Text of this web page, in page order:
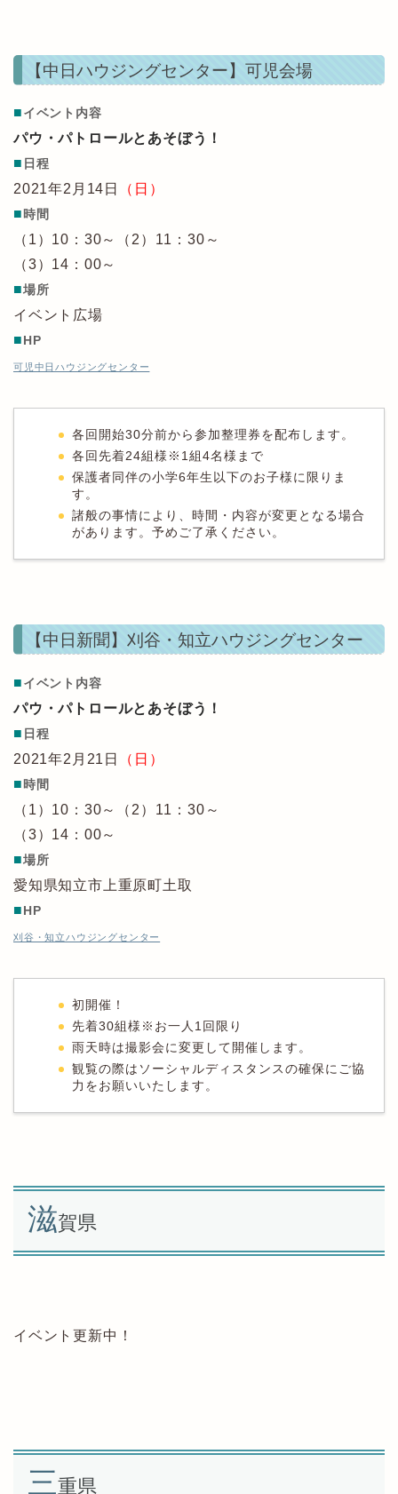
【中日ハウジングセンター】可児会場
■イベント内容
パウ・パトロールとあそぼう！
■ 日程
2021年2月14日
（日）
■時間
（1）10：30～（2）11：30～
（3）14：00～
■場所
イベント広場
■HP
可児中日ハウジングセンター
各回開始30分前から参加整理券を配布します。
各回先着24組様※1組4名様まで
保護者同伴の小学6年生以下のお子様に限りま
す。
諸般の事情により、時間・内容が変更となる場合
があります。予めご了承ください。
【中日新聞】刈谷・知立ハウジングセンター
■イベント内容
パウ・パトロールとあそぼう！
■ 日程
2021年2月21日
（日）
■時間
（1）10：30～（2）11：30～
（3）14：00～
■場所
愛知県知立市上重原町土取
■HP
刈谷・知立ハウジングセンター
初開催！
先着30組様※お一人1回限り
雨天時は撮影会に変更して開催します。
観覧の際はソーシャルディスタンスの確保にご協
力をお願いいたします。
滋賀県
イベント更新中！
三重県